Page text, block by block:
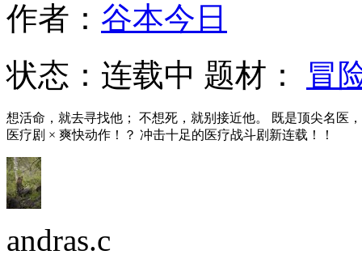
作者： 谷本今日
状态： 连载中 题材： 冒
想活命，就去寻找他； 不想死，就别接近他。 既是顶尖名
医疗剧 × 爽快动作！？ 冲击十足的医疗战斗剧新连载！！
andras.c